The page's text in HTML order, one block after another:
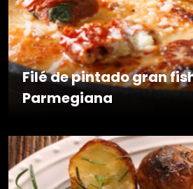
Filé de pintado gran
Parmegiana